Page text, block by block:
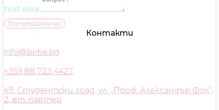
text area
Попитайте ни!
Контакти
info@bebe.bg
+359 88 723 4427
кв. Студентски град, ул. „Проф. Александър Фол“,
2, ет. партер